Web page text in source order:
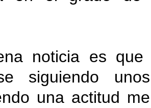
noticia es
siguiendo
una actitud